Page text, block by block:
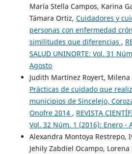
María Stella Campos, Karina
Támara Ortiz, Cuidadores y
personas con enfermedad
similitudes que diferencias ,
SALUD UNINORTE: Vol. 31
Agosto
Judith Martínez Royert, Milena
Prácticas de cuidado que
municipios de Sincelejo,
Onofre 2014 , REVISTA
Vol. 32 Núm. 1 (2016): Enero -
Alexandra Montoya Restrepo,
Jehily Zabdiel Ocampo,